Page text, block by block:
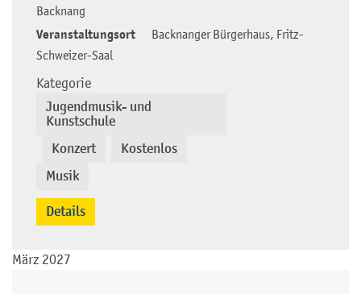
Backnang
Veranstaltungsort
Backnanger Bürgerhaus, Fritz-
Schweizer-Saal
Kategorie
Jugendmusik- und
Kunstschule
Konzert Kostenlos
Musik
Details
März 2027